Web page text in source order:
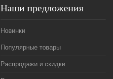
Наши предложения
Новинки
Популярные товары
Распродажи и скидки